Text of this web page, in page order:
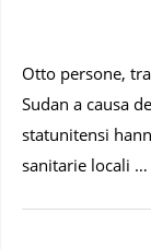
Otto persone,
Sudan a causa
statunitensi
sanitarie locali …